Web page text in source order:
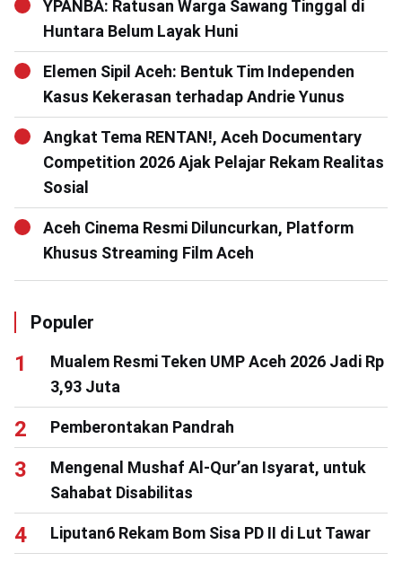
YPANBA: Ratusan Warga Sawang Tinggal di
Huntara Belum Layak Huni
Elemen Sipil Aceh: Bentuk Tim Independen
Kasus Kekerasan terhadap Andrie Yunus
Angkat Tema RENTAN!, Aceh Documentary
Competition 2026 Ajak Pelajar Rekam Realitas
Sosial
Aceh Cinema Resmi Diluncurkan, Platform
Khusus Streaming Film Aceh
Populer
Mualem Resmi Teken UMP Aceh 2026 Jadi Rp
3,93 Juta
Pemberontakan Pandrah
Mengenal Mushaf Al-Qur’an Isyarat, untuk
Sahabat Disabilitas
Liputan6 Rekam Bom Sisa PD II di Lut Tawar